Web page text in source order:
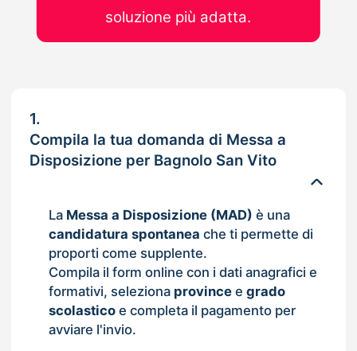
1.
Compila la tua domanda di Messa a
Disposizione per Bagnolo San Vito
La Messa a Disposizione (MAD) è una
candidatura spontanea che ti permette di
proporti come supplente.
Compila il form online con i dati anagrafici e
formativi, seleziona provincee grado
scolasticoe completa il pagamento per
avviare l'invio.
soluzione più adatta.